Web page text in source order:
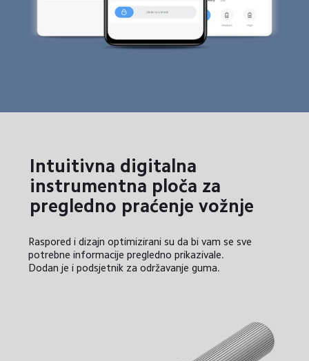
Intuitivna digitalna
instrumentna ploča za
pregledno praćenje vožnje
Raspored i dizajn optimizirani su da bi vam se sve
potrebne informacije pregledno prikazivale.
Dodan je i podsjetnik za održavanje guma.